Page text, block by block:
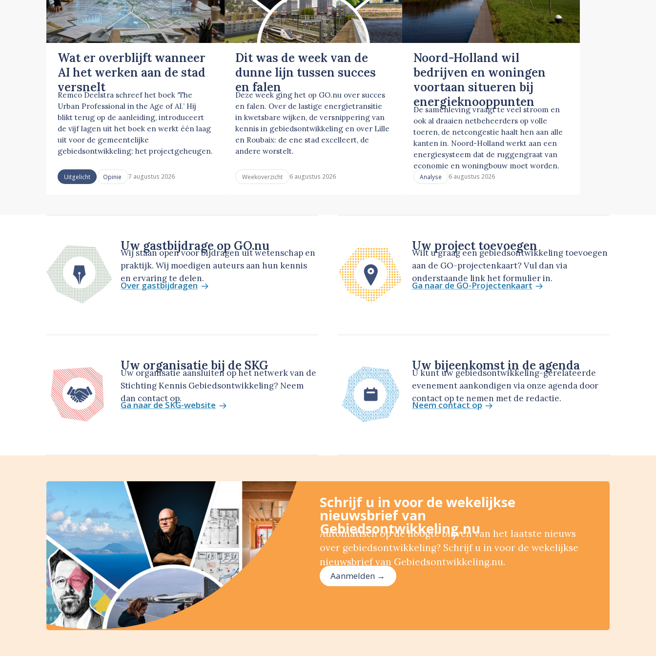
Wat er overblijft wanneer
AI het werken aan de stad
versnelt
Remco Deelstra schreef het boek ‘The
Urban Professional in the Age of AI.’ Hij
blikt terug op de aanleiding, introduceert
de vijf lagen uit het boek en werkt één laag
uit voor de gemeentelijke
gebiedsontwikkeling: het projectgeheugen.
Uitgelicht Opinie 7 augustus 2026
Dit was de week van de
dunne lijn tussen succes
en falen
Deze week ging het op GO.nu over succes
en falen. Over de lastige energietransitie
in kwetsbare wijken, de versnippering van
kennis in gebiedsontwikkeling en over Lille
en Roubaix: de ene stad excelleert, de
andere worstelt.
Weekoverzicht 6 augustus 2026
Noord-Holland wil
bedrijven en woningen
voortaan situeren bij
energieknooppunten
De samenleving vraagt te veel stroom en
ook al draaien netbeheerders op volle
toeren, de netcongestie haalt hen aan alle
kanten in. Noord-Holland werkt aan een
energiesysteem dat de ruggengraat van
economie en woningbouw moet worden.
Analyse 6 augustus 2026
Uw gastbijdrage op GO.nu
Wij staan open voor bijdragen uit wetenschap en
praktijk. Wij moedigen auteurs aan hun kennis
en ervaring te delen.
Over gastbijdragen
Uw project toevoegen
Wilt u graag een gebiedsontwikkeling toevoegen
aan de GO-projectenkaart? Vul dan via
onderstaande link het formulier in.
Ga naar de GO-Projectenkaart
Uw organisatie bij de SKG
Uw organisatie aansluiten op het netwerk van de
Stichting Kennis Gebiedsontwikkeling? Neem
dan contact op.
Ga naar de SKG-website
Uw bijeenkomst in de agenda
U kunt uw gebiedsontwikkeling-gerelateerde
evenement aankondigen via onze agenda door
contact op te nemen met de redactie.
Neem contact op
Schrijf u in voor de wekelijkse
nieuwsbrief van
Gebiedsontwikkeling.nu
Automatisch op de hoogte blijven van het laatste nieuws
over gebiedsontwikkeling? Schrijf u in voor de wekelijkse
nieuwsbrief van Gebiedsontwikkeling.nu.
Aanmelden →